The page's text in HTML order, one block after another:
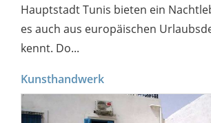
Hauptstadt Tunis bieten ein
es auch aus europäischen
kennt. Do...
Kunsthandwerk